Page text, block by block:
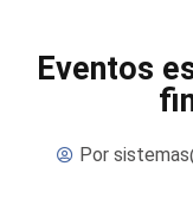
Eventos
Por